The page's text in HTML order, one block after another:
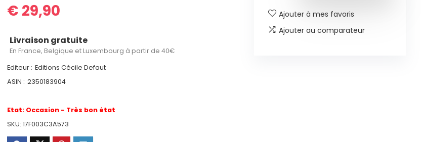
€ 29,90
Livraison gratuite
En France, Belgique et Luxembourg à partir de 40€
Editeur : Editions Cécile Defaut
ASIN : 2350183904
Etat: Occasion - Très bon état
SKU:17F003C3A573
Ajouter à mes favoris
Ajouter au comparateur